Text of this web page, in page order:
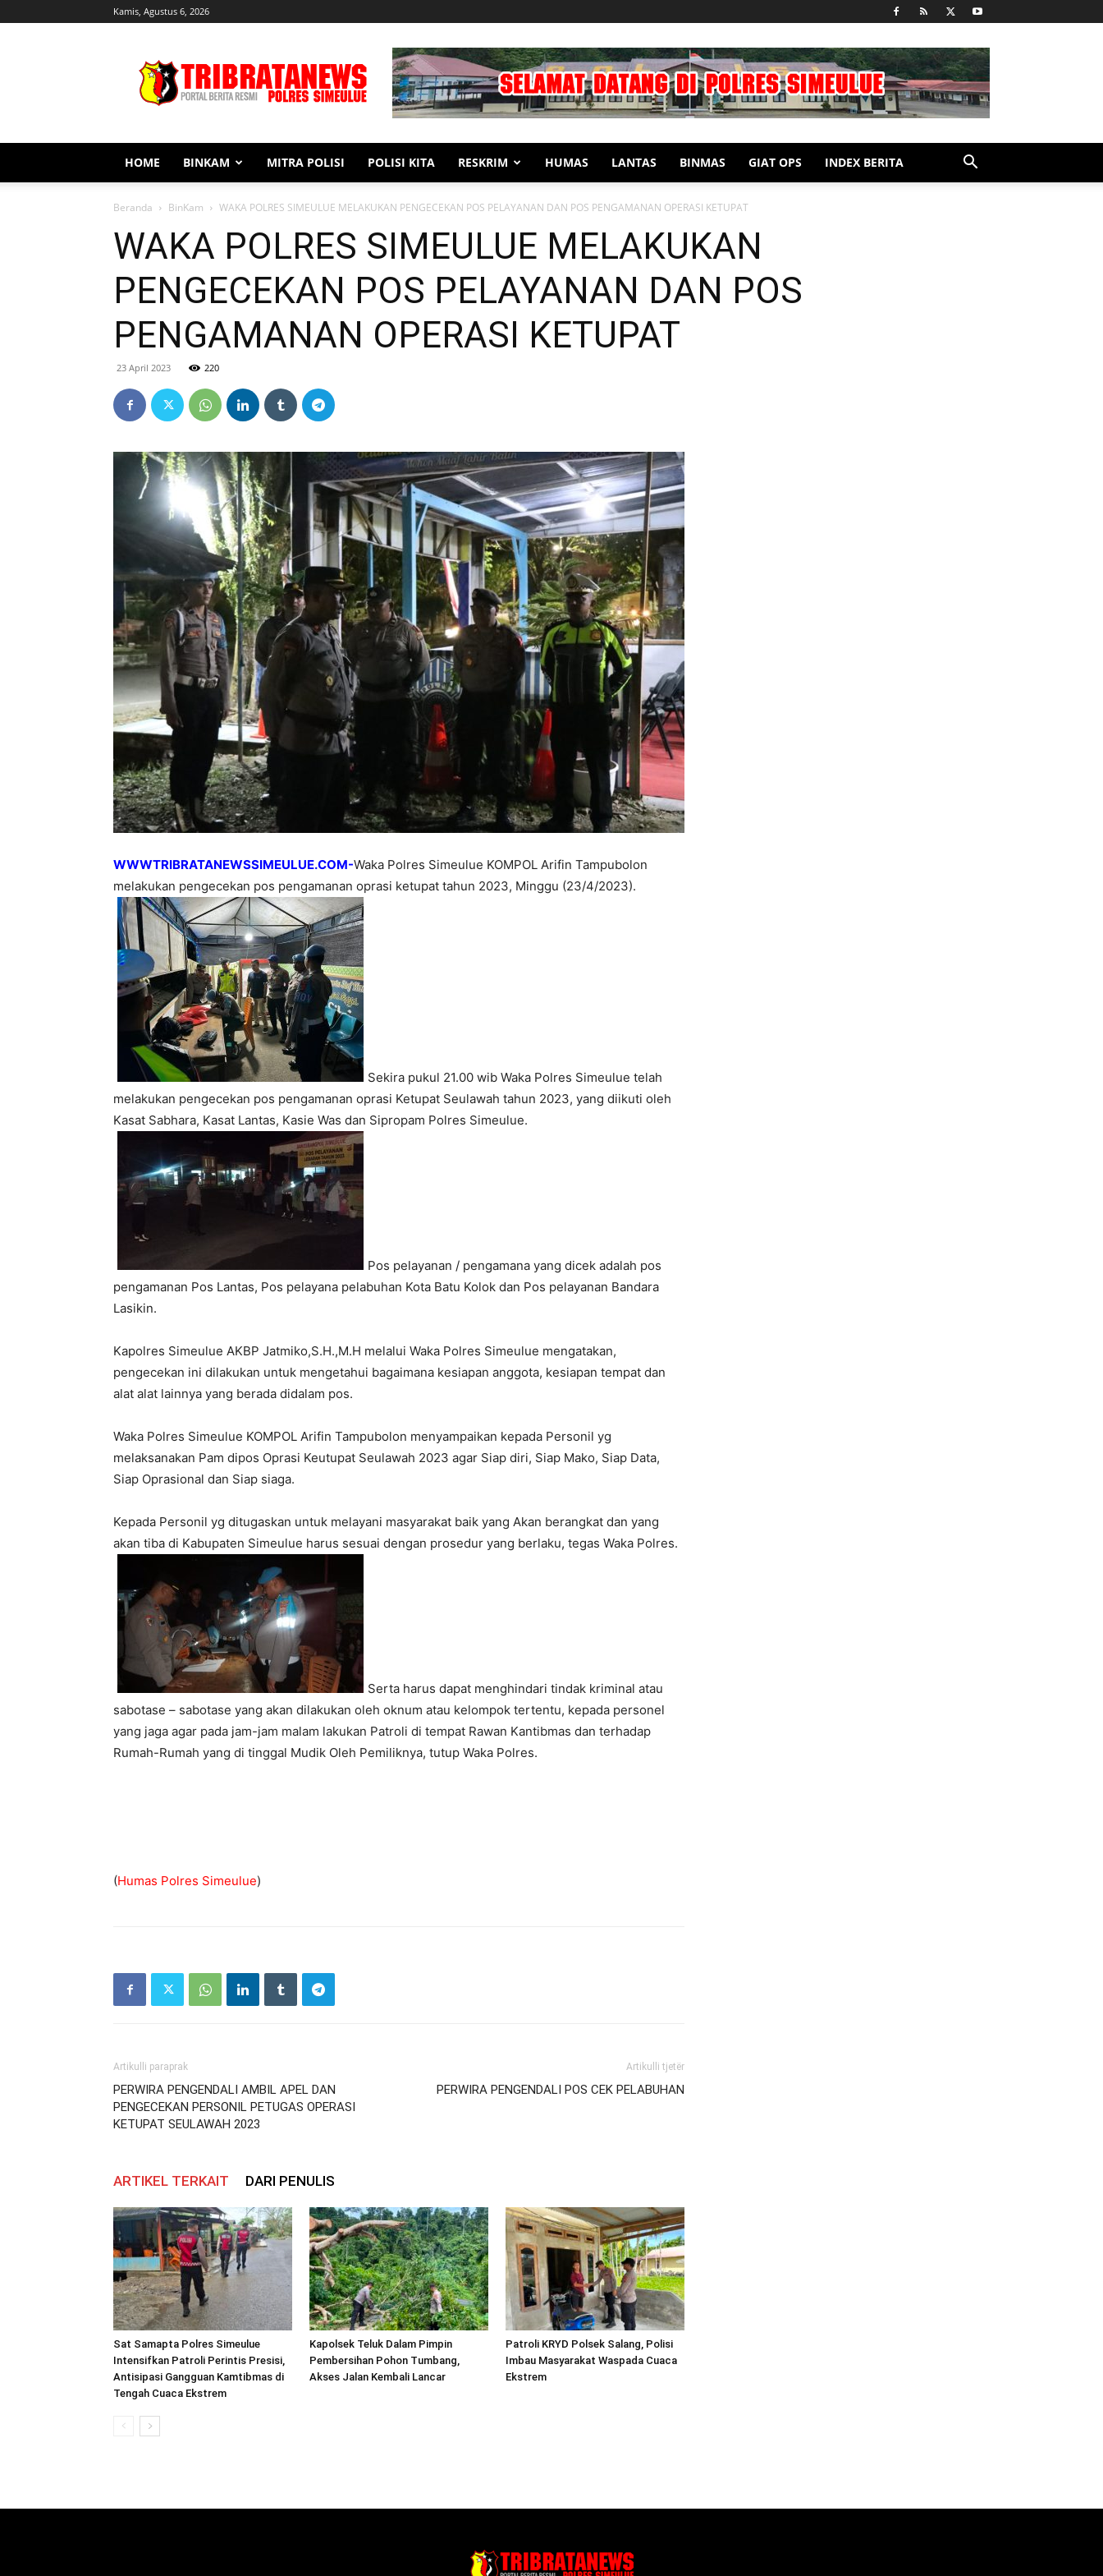
Kamis, Agustus 6, 2026
Simeulue
HOME BINKAM MITRA POLISI POLISI KITA RESKRIM HUMAS LANTAS BINMAS GIAT OPS INDEX BERITA
Beranda BinKam WAKA POLRES SIMEULUE MELAKUKAN PENGECEKAN POS PELAYANAN DAN POS PENGAMANAN OPERASI KETUPAT
WAKA POLRES SIMEULUE MELAKUKAN
PENGECEKAN POS PELAYANAN DAN POS
PENGAMANAN OPERASI KETUPAT
23 April 2023 220
WWWTRIBRATANEWSSIMEULUE.COM-Waka Polres Simeulue KOMPOL Arifin Tampubolon
melakukan pengecekan pos pengamanan oprasi ketupat tahun 2023, Minggu (23/4/2023).
Sekira pukul 21.00 wib Waka Polres Simeulue telah
melakukan pengecekan pos pengamanan oprasi Ketupat Seulawah tahun 2023, yang diikuti oleh
Kasat Sabhara, Kasat Lantas, Kasie Was dan Sipropam Polres Simeulue.
Pos pelayanan / pengamana yang dicek adalah pos
pengamanan Pos Lantas, Pos pelayana pelabuhan Kota Batu Kolok dan Pos pelayanan Bandara
Lasikin.
Kapolres Simeulue AKBP Jatmiko,S.H.,M.H melalui Waka Polres Simeulue mengatakan,
pengecekan ini dilakukan untuk mengetahui bagaimana kesiapan anggota, kesiapan tempat dan
alat alat lainnya yang berada didalam pos.
Waka Polres Simeulue KOMPOL Arifin Tampubolon menyampaikan kepada Personil yg
melaksanakan Pam dipos Oprasi Keutupat Seulawah 2023 agar Siap diri, Siap Mako, Siap Data,
Siap Oprasional dan Siap siaga.
Kepada Personil yg ditugaskan untuk melayani masyarakat baik yang Akan berangkat dan yang
akan tiba di Kabupaten Simeulue harus sesuai dengan prosedur yang berlaku, tegas Waka Polres.
Serta harus dapat menghindari tindak kriminal atau
sabotase – sabotase yang akan dilakukan oleh oknum atau kelompok tertentu, kepada personel
yang jaga agar pada jam-jam malam lakukan Patroli di tempat Rawan Kantibmas dan terhadap
Rumah-Rumah yang di tinggal Mudik Oleh Pemiliknya, tutup Waka Polres.
(Humas Polres Simeulue)
Artikulli paraprak
PERWIRA PENGENDALI AMBIL APEL DAN
PENGECEKAN PERSONIL PETUGAS OPERASI
KETUPAT SEULAWAH 2023
Artikulli tjetër
PERWIRA PENGENDALI POS CEK PELABUHAN
ARTIKEL TERKAIT DARI PENULIS
Sat Samapta Polres Simeulue
Intensifkan Patroli Perintis Presisi,
Antisipasi Gangguan Kamtibmas di
Tengah Cuaca Ekstrem
Kapolsek Teluk Dalam Pimpin
Pembersihan Pohon Tumbang,
Akses Jalan Kembali Lancar
Patroli KRYD Polsek Salang, Polisi
Imbau Masyarakat Waspada Cuaca
Ekstrem